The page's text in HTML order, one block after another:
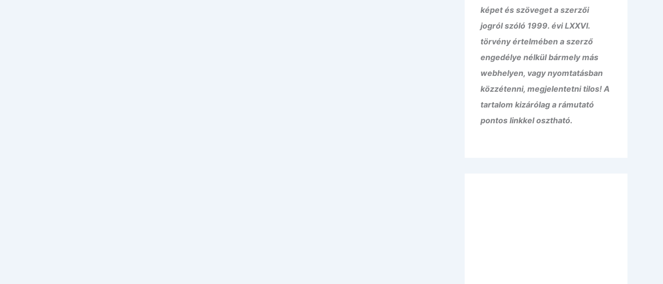
képet és szöveget a szerzői
jogról szóló 1999. évi LXXVI.
törvény értelmében a szerző
engedélye nélkül bármely más
webhelyen, vagy nyomtatásban
közzétenni, megjelentetni tilos! A
tartalom kizárólag a rámutató
pontos linkkel osztható.